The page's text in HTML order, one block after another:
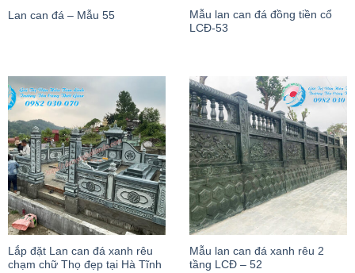
Lan can đá – Mẫu 55
Mẫu lan can đá đồng tiền cổ
LCĐ-53
Lắp đặt Lan can đá xanh rêu
chạm chữ Thọ đẹp tại Hà Tĩnh
Mẫu lan can đá xanh rêu 2
tầng LCĐ – 52